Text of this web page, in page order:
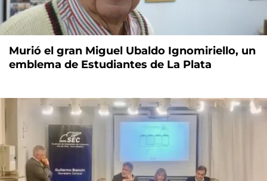
Murió el gran Miguel Ubaldo Ignomiriello, un
emblema de Estudiantes de La Plata